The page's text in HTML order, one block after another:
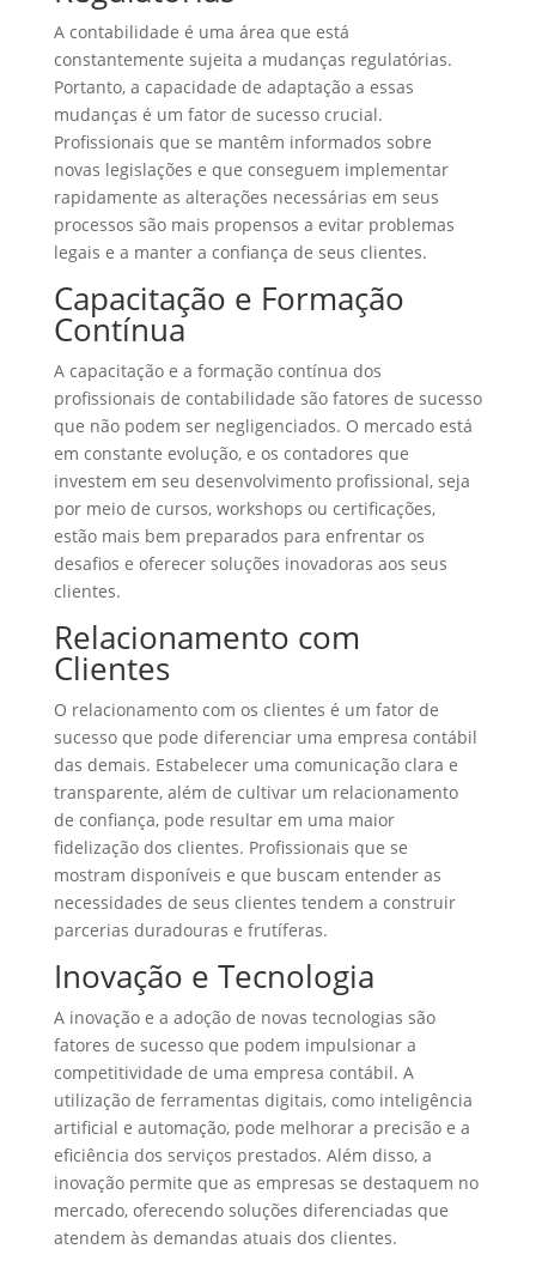
A contabilidade é uma área que está
constantemente sujeita a mudanças regulatórias.
Portanto, a capacidade de adaptação a essas
mudanças é um fator de sucesso crucial.
Profissionais que se mantêm informados sobre
novas legislações e que conseguem implementar
rapidamente as alterações necessárias em seus
processos são mais propensos a evitar problemas
legais e a manter a confiança de seus clientes.
Capacitação e Formação
Contínua
A capacitação e a formação contínua dos
profissionais de contabilidade são fatores de sucesso
que não podem ser negligenciados. O mercado está
em constante evolução, e os contadores que
investem em seu desenvolvimento profissional, seja
por meio de cursos, workshops ou certificações,
estão mais bem preparados para enfrentar os
desafios e oferecer soluções inovadoras aos seus
clientes.
Relacionamento com
Clientes
O relacionamento com os clientes é um fator de
sucesso que pode diferenciar uma empresa contábil
das demais. Estabelecer uma comunicação clara e
transparente, além de cultivar um relacionamento
de confiança, pode resultar em uma maior
fidelização dos clientes. Profissionais que se
mostram disponíveis e que buscam entender as
necessidades de seus clientes tendem a construir
parcerias duradouras e frutíferas.
Inovação e Tecnologia
A inovação e a adoção de novas tecnologias são
fatores de sucesso que podem impulsionar a
competitividade de uma empresa contábil. A
utilização de ferramentas digitais, como inteligência
artificial e automação, pode melhorar a precisão e a
eficiência dos serviços prestados. Além disso, a
inovação permite que as empresas se destaquem no
mercado, oferecendo soluções diferenciadas que
atendem às demandas atuais dos clientes.